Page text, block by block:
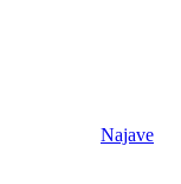
Najave